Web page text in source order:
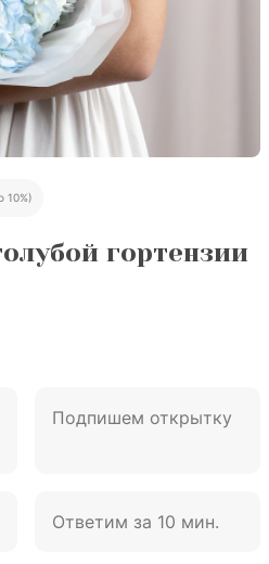
10%)
гортензии
Подпишем открытку
Ответим за 10 мин.